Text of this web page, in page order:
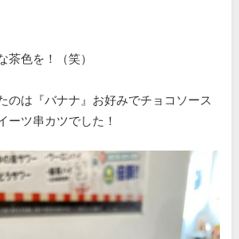
茶色を！（笑）
のは『バナナ』お好みでチョコソース
ーツ串カツでした！